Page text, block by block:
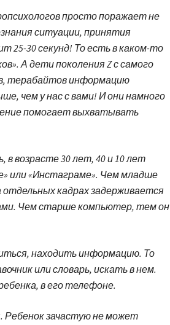
просто поражает не
ситуации, принятия
25-30 секунд! То есть в каком-то
А дети поколения Z с самого
терабайтов информацию
чем у нас с вами! И они намного
помогает выхватывать
в возрасте 30 лет, 40 и 10 лет
или «Инстаграме». Чем младше
кадрах задерживается
Чем старше компьютер, тем он
находить информацию. То
или словарь, искать в нем.
в его телефоне.
Ребенок зачастую не может